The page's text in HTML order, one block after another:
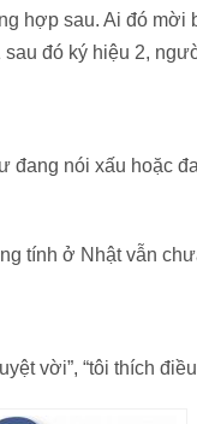
hợp sau. Ai đó mời
đó ký hiệu 2,
nói xấu hoặc
tính ở Nhật vẫn
vời”, “tôi thích